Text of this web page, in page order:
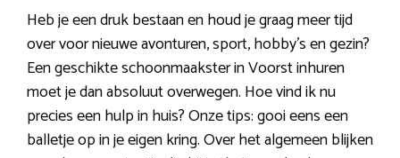
Heb je een druk bestaan en houd je graag meer tijd
over voor nieuwe avonturen, sport, hobby’s en gezin?
Een geschikte schoonmaakster in Voorst inhuren
moet je dan absoluut overwegen. Hoe vind ik nu
precies een hulp in huis? Onze tips: gooi eens een
balletje op in je eigen kring. Over het algemeen blijken